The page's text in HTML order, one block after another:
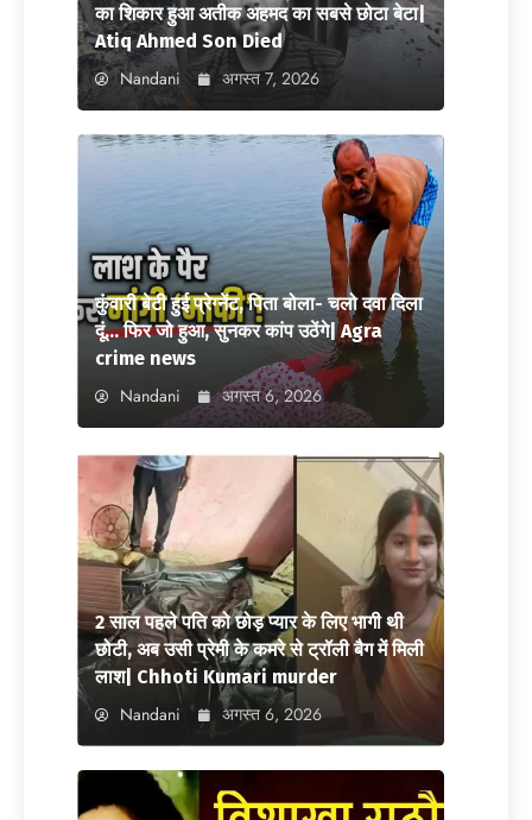
का शिकार हुआ अतीक अहमद का सबसे छोटा बेटा|
Atiq Ahmed Son Died
Nandani अगस्त 7, 2026
कुंवारी बेटी हुई प्रेग्नेंट, पिता बोला- चलो दवा दिला
दूं… फिर जो हुआ, सुनकर कांप उठेंगे| Agra
crime news
Nandani अगस्त 6, 2026
2 साल पहले पति को छोड़ प्यार के लिए भागी थी
छोटी, अब उसी प्रेमी के कमरे से ट्रॉली बैग में मिली
लाश| Chhoti Kumari murder
Nandani अगस्त 6, 2026